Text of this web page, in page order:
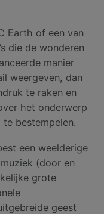
Earth of een van
die de wonderen
manier
weergeven, dan
te raken en
het onderwerp
bestempelen.
een weelderige
(door en
grote
geest